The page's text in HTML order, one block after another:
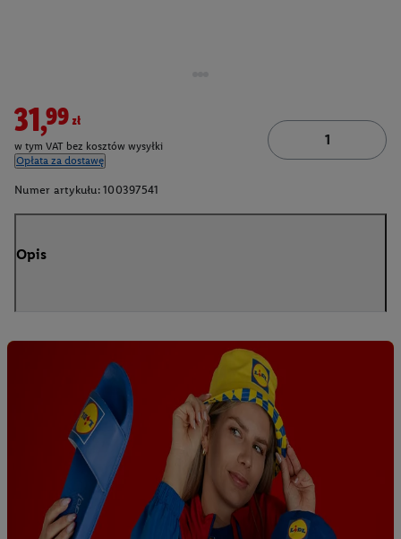
31,99zł
w tym VAT bez kosztów wysyłki
Opłata za dostawę
Numer artykułu: 100397541
Opis